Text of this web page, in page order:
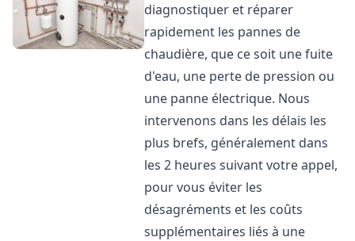
diagnostiquer et réparer
rapidement les pannes de
chaudière, que ce soit une fuite
d'eau, une perte de pression ou
une panne électrique. Nous
intervenons dans les délais les
plus brefs, généralement dans
les 2 heures suivant votre appel,
pour vous éviter les
désagréments et les coûts
supplémentaires liés à une